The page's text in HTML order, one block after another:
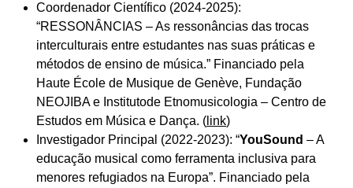
Coordenador Científico (2024-2025):
“RESSONÂNCIAS – As ressonâncias das trocas
interculturais entre estudantes nas suas práticas e
métodos de ensino de música.” Financiado pela
Haute École de Musique de Genève, Fundação
NEOJIBA e Institutode Etnomusicologia – Centro de
Estudos em Música e Dança. ( link)
Investigador Principal (2022-2023): “YouSound – A
educação musical como ferramenta inclusiva para
menores refugiados na Europa”. Financiado pela